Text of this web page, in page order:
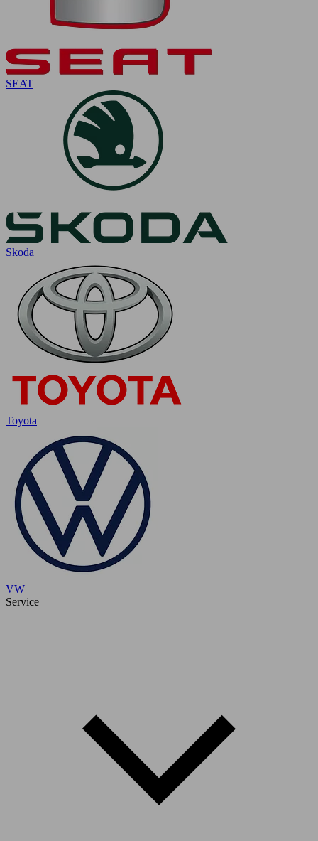
SEAT
Skoda
Toyota
VW
Service